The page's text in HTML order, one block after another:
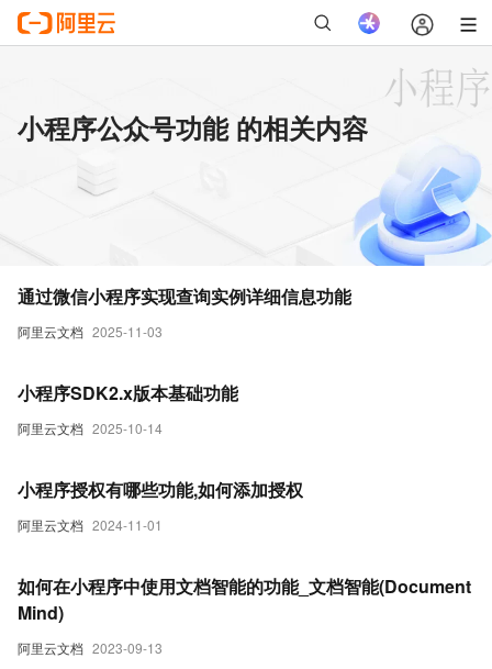
小程序公众号功能 的相关内容
阿里云文档 2025-11-03
通过微信小程序实现查询实例详细信息功能
阿里云文档 2025-10-14
小程序SDK2.x版本基础功能
阿里云文档 2024-11-01
小程序授权有哪些功能,如何添加授权
阿里云文档 2023-09-13
如何在小程序中使用文档智能的功能_文档智能(Document
Mind)